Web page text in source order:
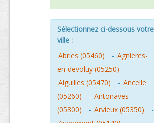
Sélectionnez ci-dessous votre
ville :
Abries (05460)
- Agnieres-
en-devoluy (05250)
-
Aiguilles (05470)
- Ancelle
(05260)
- Antonaves
(05300)
- Arvieux (05350)
-